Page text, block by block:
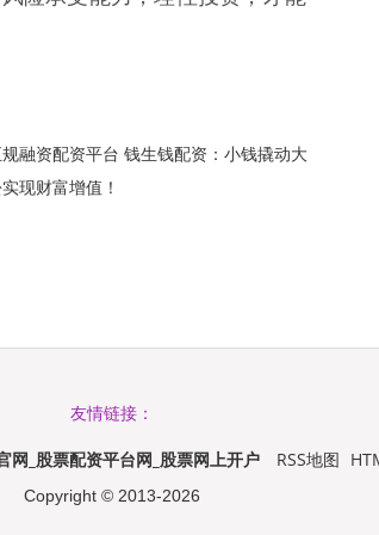
融资配资平台 钱生钱配资：小钱撬动大
现财富增值！
友情链接：
网_股票配资平台网_股票网上开户 RSS地图
Copyright © 2013-2026